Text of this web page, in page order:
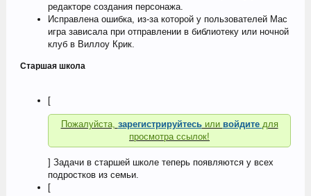
редакторе создания персонажа.
Исправлена ошибка, из-за которой у пользователей Mac
игра зависала при отправлении в библиотеку или ночной
клуб в Виллоу Крик.
Старшая школа
[
Пожалуйста, зарегистрируйтесьили войдите для
просмотра ссылок!
] Задачи в старшей школе теперь появляются у всех
подростков из семьи.
[